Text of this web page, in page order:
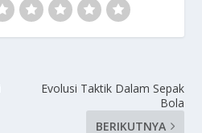
Evolusi Taktik Dalam Sepak
Bola
BERIKUTNYA